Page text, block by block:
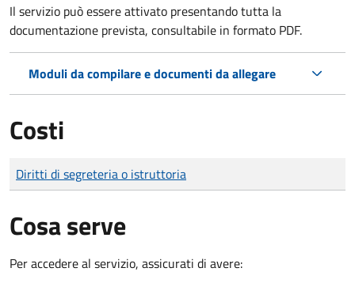
Il servizio può essere attivato presentando tutta la
documentazione prevista, consultabile in formato PDF.
Moduli da compilare e documenti da allegare
Costi
Tipo di pagamento
Importo
Diritti di segreteria o istruttoria
Cosa serve
Per accedere al servizio, assicurati di avere: